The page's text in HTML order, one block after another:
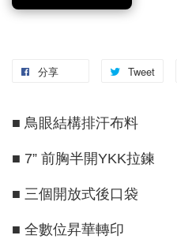
分享 Tweet
■ 鳥眼結構排汗布料
■ 7” 前胸半開YKK拉鍊
■ 三個開放式後口袋
■ 全數位昇華轉印